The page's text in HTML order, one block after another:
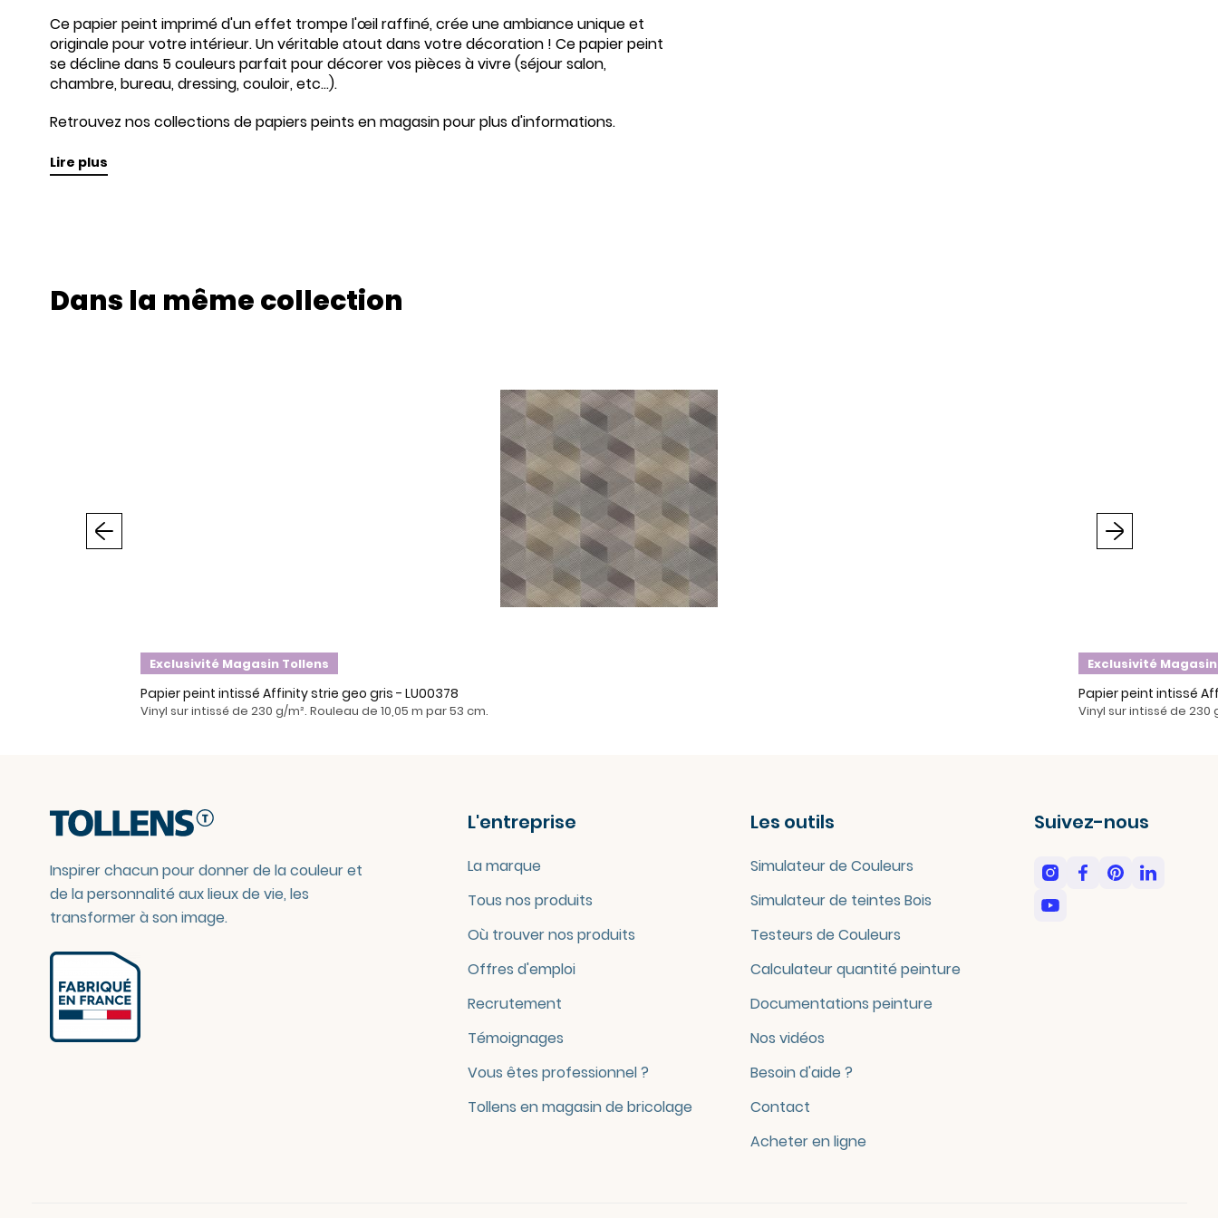
Ce papier peint imprimé d'un effet trompe l'œil raffiné, crée une ambiance unique et
originale pour votre intérieur. Un véritable atout dans votre décoration ! Ce papier peint
se décline dans 5 couleurs parfait pour décorer vos pièces à vivre (séjour salon,
chambre, bureau, dressing, couloir, etc...).
Retrouvez nos collections de papiers peints en magasin pour plus d'informations.
Lire plus
Dans la même collection
Exclusivité Magasin Tollens
Papier peint intissé Affinity strie geo gris - LU00378
Vinyl sur intissé de 230 g/m². Rouleau de 10,05 m par 53 cm.
Exclusivité
Papier peint intissé
Vinyl sur intissé de 230
Inspirer chacun pour donner de la couleur et
de la personnalité aux lieux de vie, les
transformer à son image.
L'entreprise
La marque
Tous nos produits
Où trouver nos produits
Offres d'emploi
Recrutement
Témoignages
Vous êtes professionnel ?
Tollens en magasin de bricolage
Les outils
Simulateur de Couleurs
Simulateur de teintes Bois
Testeurs de Couleurs
Calculateur quantité peinture
Documentations peinture
Nos vidéos
Besoin d'aide ?
Contact
Acheter en ligne
Suivez-nous